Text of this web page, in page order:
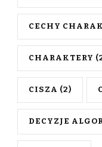
CECHY
CHARAKTERY
CISZA (2)
DECYZJE